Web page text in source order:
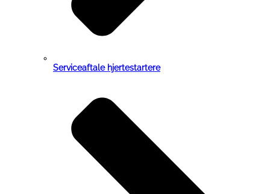
Serviceaftale hjertestartere